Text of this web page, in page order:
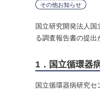
その他お知らせ
国立研究開発法人
る調査報告書の提出
1．国立循環器
国立循環器病研究セ